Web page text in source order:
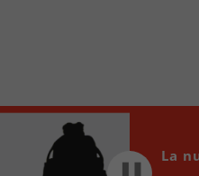
locale vous sont
Audio
Player
La